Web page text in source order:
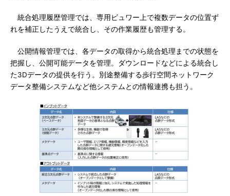
統合処理履歴管理では、専用ビュワー上で複数データの位置ず
れを補正したうえで統合し、その作業履歴も管理する。
公開情報管理では、各データの取得から統合処理までの状態を
把握し、公開可能データを管理。ダウンロードなどによる統合し
た3Dデータの提供を行う。別途整備する歩行空間ネットワーク
データ整備システムなど他システムとの情報連携も担う。